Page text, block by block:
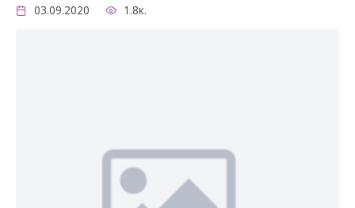
03.09.2020 1.8к.